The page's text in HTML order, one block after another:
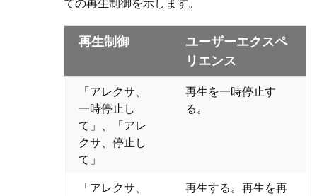
ての再生制御を示します。
再生制御
ユーザーエクスペ
リエンス
「アレクサ、
一時停止し
て」、「アレ
クサ、停止し
て」
再生を一時停止す
る。
「アレクサ、
再生する。再生を再